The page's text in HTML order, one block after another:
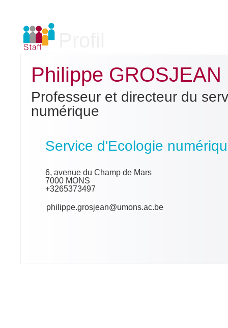
Philippe GROSJEAN
Professeur et directeur du
numérique
Service d'Ecologie
6, avenue du Champ de Mars
7000 MONS
+3265373497
philippe.grosjean@umons.ac.be